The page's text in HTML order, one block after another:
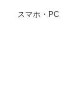
スマホ・PC